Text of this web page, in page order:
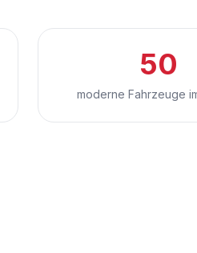
50
moderne Fahrzeuge